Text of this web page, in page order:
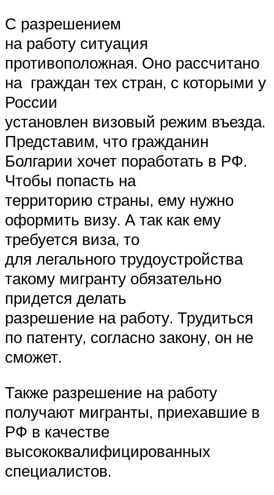
С разрешением
на работу ситуация
противоположная. Оно рассчитано
на граждан тех стран, с которыми у
России
установлен визовый режим въезда.
Представим, что гражданин
Болгарии хочет поработать в РФ.
Чтобы попасть на
территорию страны, ему нужно
оформить визу. А так как ему
требуется виза, то
для легального трудоустройства
такому мигранту обязательно
придется делать
разрешение на работу. Трудиться
по патенту, согласно закону, он не
сможет.
Также разрешение на работу
получают мигранты, приехавшие в
РФ в качестве
высококвалифицированных
специалистов.